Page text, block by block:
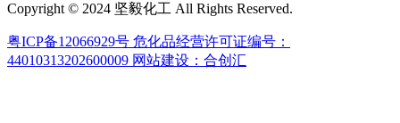
Copyright © 2024 坚毅化工 All Rights Reserved.
粤ICP备12066929号 危化品经营许可证编号：
44010313202600009 网站建设：合创汇